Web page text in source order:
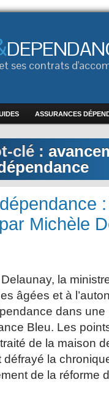
ses contrats
ASSURANCES
clé :
Michèle
la
âgées et à
dans
Bleu. Les
de la maison
défrayé la
de la réforme